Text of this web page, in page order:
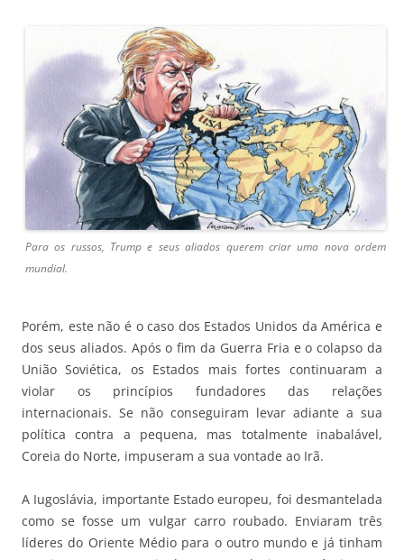
Para os russos, Trump e seus aliados querem criar uma nova ordem
mundial.
Porém, este não é o caso dos Estados Unidos da América e
dos seus aliados. Após o fim da Guerra Fria e o colapso da
União Soviética, os Estados mais fortes continuaram a
violar os princípios fundadores das relações
internacionais. Se não conseguiram levar adiante a sua
política contra a pequena, mas totalmente inabalável,
Coreia do Norte, impuseram a sua vontade ao Irã.
A Iugoslávia, importante Estado europeu, foi desmantelada
como se fosse um vulgar carro roubado. Enviaram três
líderes do Oriente Médio para o outro mundo e já tinham